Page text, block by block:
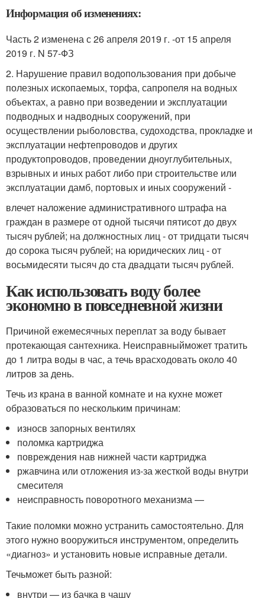
Информация об изменениях:
Часть 2 изменена с 26 апреля 2019 г. -от 15 апреля
2019 г. N 57-ФЗ
2. Нарушение правил водопользования при добыче
полезных ископаемых, торфа, сапропеля на водных
объектах, а равно при возведении и эксплуатации
подводных и надводных сооружений, при
осуществлении рыболовства, судоходства, прокладке и
эксплуатации нефтепроводов и других
продуктопроводов, проведении дноуглубительных,
взрывных и иных работ либо при строительстве или
эксплуатации дамб, портовых и иных сооружений -
влечет наложение административного штрафа на
граждан в размере от одной тысячи пятисот до двух
тысяч рублей; на должностных лиц - от тридцати тысяч
до сорока тысяч рублей; на юридических лиц - от
восьмидесяти тысяч до ста двадцати тысяч рублей.
Как использовать воду более
экономно в повседневной жизни
Причиной ежемесячных переплат за воду бывает
протекающая сантехника. Неисправныйможет тратить
до 1 литра воды в час, а течь врасходовать около 40
литров за день.
Течь из крана в ванной комнате и на кухне может
образоваться по нескольким причинам:
износв запорных вентилях
поломка картриджа
повреждения нав нижней части картриджа
ржавчина или отложения из-за жесткой воды внутри
смесителя
неисправность поворотного механизма —
Такие поломки можно устранить самостоятельно. Для
этого нужно вооружиться инструментом, определить
«диагноз» и установить новые исправные детали.
Течьможет быть разной:
внутри — из бачка в чашу